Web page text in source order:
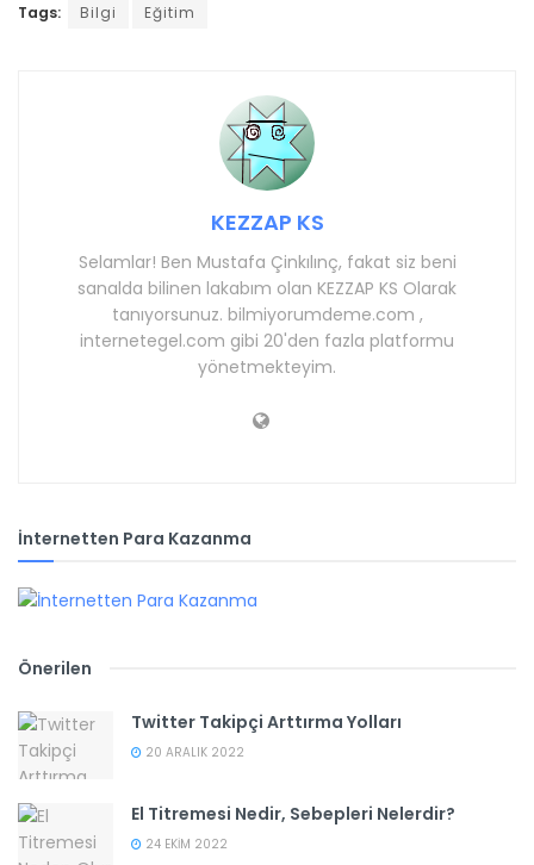
Tags: Bilgi Eğitim
KEZZAP KS
Selamlar! Ben Mustafa Çinkılınç, fakat siz beni
sanalda bilinen lakabım olan KEZZAP KS Olarak
tanıyorsunuz. bilmiyorumdeme.com ,
internetegel.com gibi 20'den fazla platformu
yönetmekteyim.
İnternetten Para Kazanma
Önerilen
Twitter Takipçi Arttırma Yolları
20 ARALIK 2022
El Titremesi Nedir, Sebepleri Nelerdir?
24 EKIM 2022